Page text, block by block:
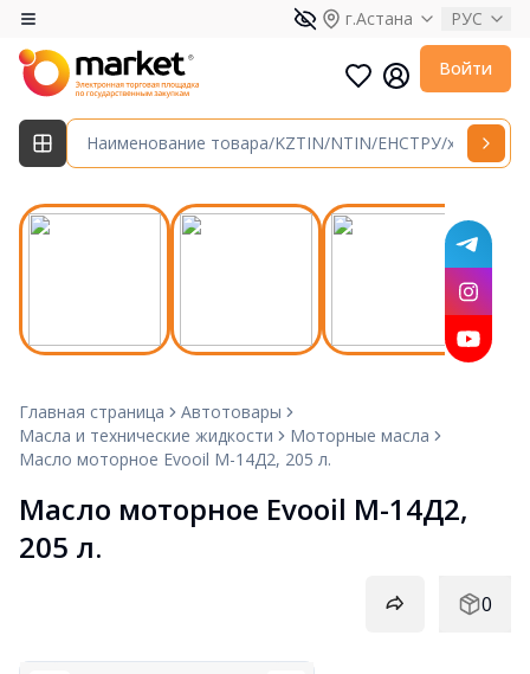
г.Астана РУС
Войти
Главная страница
Автотовары
Масла и технические жидкости
Моторные масла
Масло моторное Evooil М-14Д2, 205 л.
Масло моторное Evooil М-14Д2,
205 л.
0